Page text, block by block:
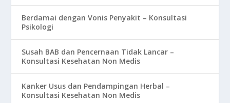
Berdamai dengan Vonis Penyakit – Konsultasi
Psikologi
Susah BAB dan Pencernaan Tidak Lancar –
Konsultasi Kesehatan Non Medis
Kanker Usus dan Pendampingan Herbal –
Konsultasi Kesehatan Non Medis